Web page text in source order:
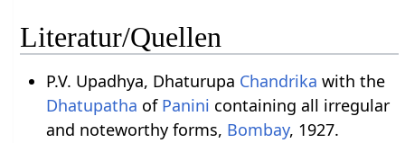
Literatur/Quellen
P.V. Upadhya, Dhaturupa Chandrika with the
Dhatupatha of Panini containing all irregular
and noteworthy forms, Bombay, 1927.